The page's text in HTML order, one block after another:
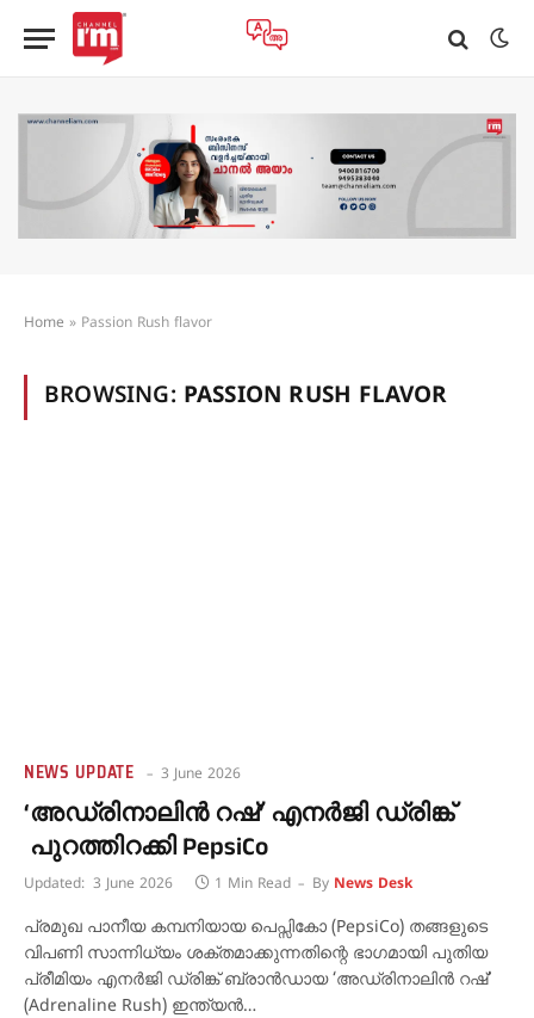
Home » Passion Rush flavor
BROWSING: PASSION RUSH FLAVOR
NEWS UPDATE 3 June 2026
‘അഡ്രിനാലിൻ റഷ്’ എനർജി ഡ്രിങ്ക്
പുറത്തിറക്കി PepsiCo
Updated: 3 June 2026 1 Min Read By News Desk
പ്രമുഖ പാനീയ കമ്പനിയായ പെപ്സികോ (PepsiCo) തങ്ങളുടെ
വിപണി സാന്നിധ്യം ശക്തമാക്കുന്നതിന്റെ ഭാഗമായി പുതിയ
പ്രീമിയം എനർജി ഡ്രിങ്ക് ബ്രാൻഡായ ‘അഡ്രിനാലിൻ റഷ്’
(Adrenaline Rush) ഇന്ത്യൻ…